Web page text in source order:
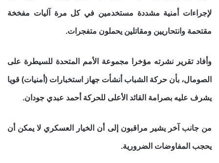
لإجراءات أمنية مشددة مستخدمين في كل مرة آليات مفخخة
مقتحمة وانتحاريين ومقاتلين يحملون متفجرات.
وأفاد تقرير نشرته مؤخرا مجموعة الأمم المتحدة للسيطرة على
الصومال، بأن حركة الشباب أنشأت جهاز استخبارات (أمنيات) قويا
يشرف عليه بصرامة القائد الأعلى للحركة أحمد عبدي جودان.
من جانب آخر يشير مراقبون إلى أن الخيار العسكري لا يمكن أن
يحجب المفاوضات الضرورية.